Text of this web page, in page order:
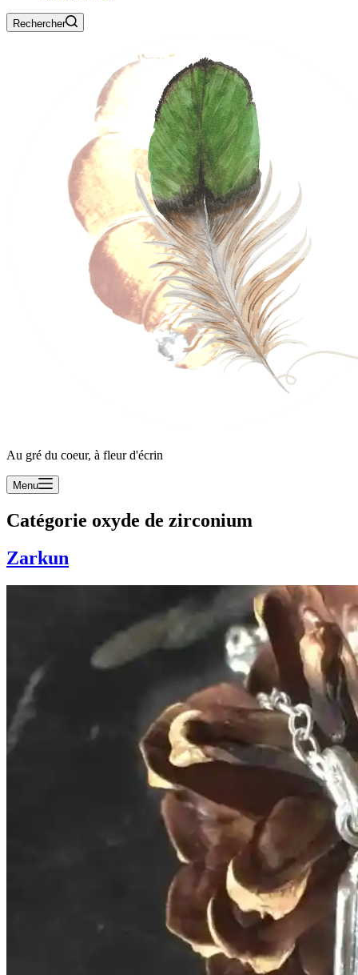
Rechercher
Au gré du coeur, à fleur d'écrin
Menu
Catégorie oxyde de zirconium
Zarkun